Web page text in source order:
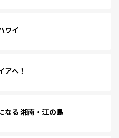
ワイ
アへ！
なる 湘南・江の島